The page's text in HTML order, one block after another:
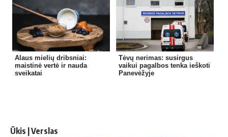
Alaus mielių dribsniai:
maistinė vertė ir nauda
sveikatai
Tėvų nerimas: susirgus
vaikui pagalbos tenka ieškoti
Panevėžyje
Ūkis | Verslas